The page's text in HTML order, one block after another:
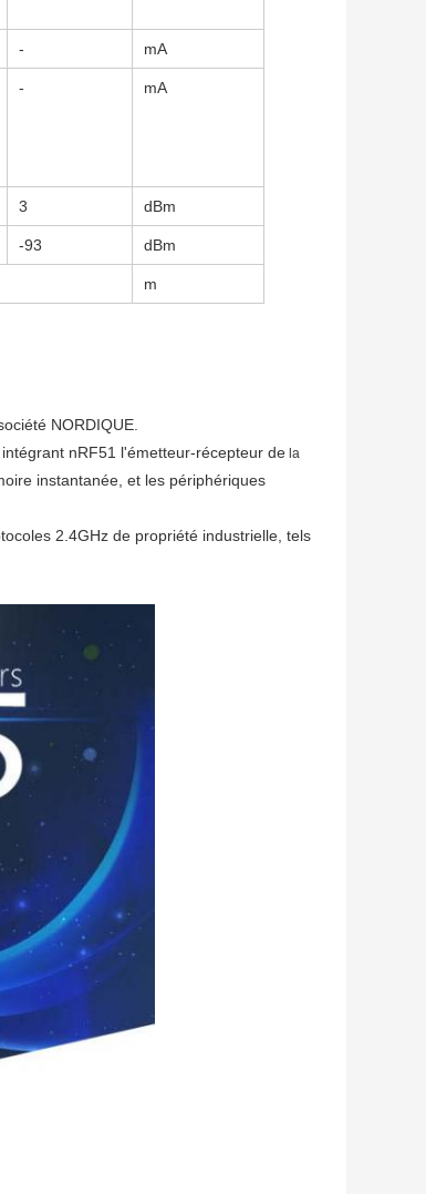
- mA
- mA
3 dBm
-93 dBm
m
NORDIQUE.
nRF51 l'émetteur-récepteur de
instantanée, et les périphériques
2.4GHz de propriété industrielle, tels